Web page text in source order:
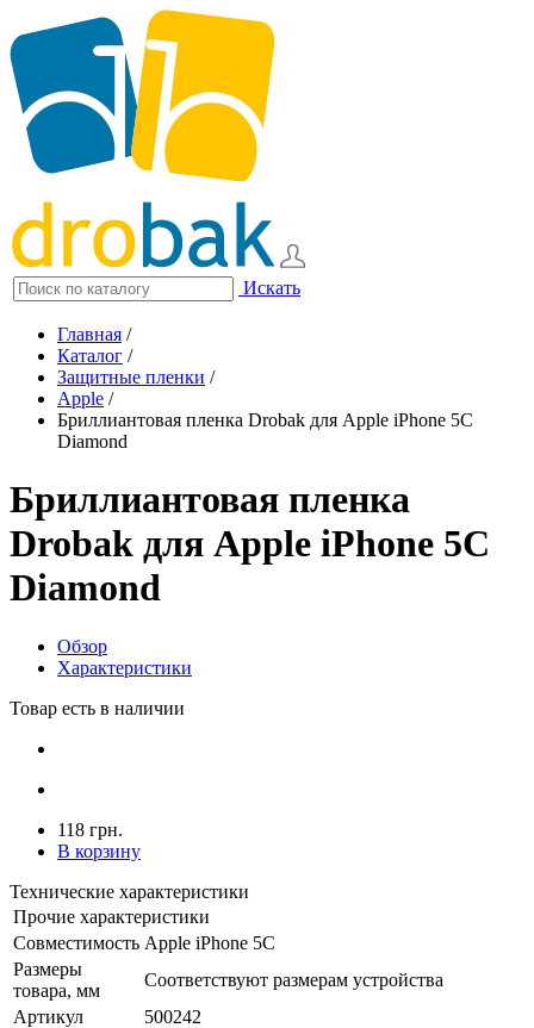
Искать
Главная /
Каталог /
Защитные пленки /
Apple /
Бриллиантовая пленка Drobak для Apple iPhone 5C
Diamond
Бриллиантовая пленка
Drobak для Apple iPhone 5C
Diamond
Обзор
Характеристики
Товар есть в наличии
118 грн.
В корзину
Технические характеристики
Прочие характеристики
Совместимость Apple iPhone 5C
Размеры
товара, мм
Соответствуют размерам устройства
Артикул
500242